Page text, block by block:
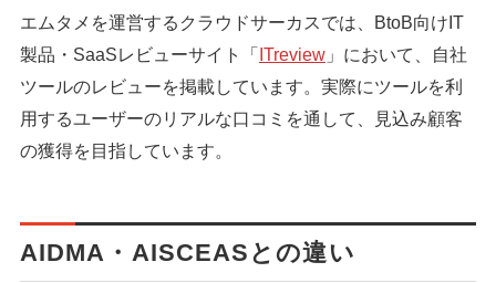
エムタメを運営するクラウドサーカスでは、BtoB向けIT
製品・SaaSレビューサイト「 ITreview」において、自社
ツールのレビューを掲載しています。実際にツールを利
用するユーザーのリアルな口コミを通して、見込み顧客
の獲得を目指しています。
AIDMA・AISCEASとの違い